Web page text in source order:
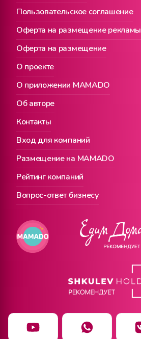
О проекте
Вход для компаний
Пользовательское соглашение
О приложении MAMADO
Размещение на MAMADO
Оферта на размещение рекламы
Об авторе
Рейтинг компаний
Оферта на размещение
Контакты
Вопрос-ответ бизнесу